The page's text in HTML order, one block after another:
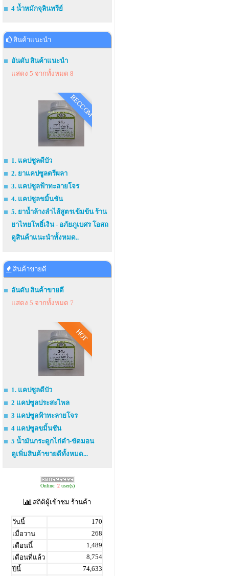
4 น้ำหมักจุลินทรีย์
สินค้าแนะนำ
อันดับ สินค้าแนะนำ
แสดง 5 จากทั้งหมด 8
RECCOM
1. แคปซูลดีบัว
2. ยาแคปซูลตรีผลา
3. แคปซูลฟ้าทะลายโจร
4. แคปซูลขมิ้นชัน
5. ยาน้ำล้างลำไส้สูตรเข้มข้น ร้าน
ยาไทยโพธิ์เงิน - อภัยภูเบศร โอสถ
ดูสินค้าแนะนำทั้งหมด..
สินค้าขายดี
อันดับ สินค้าขายดี
แสดง 5 จากทั้งหมด 7
HOT
1. แคปซูลดีบัว
2 แคปซูลประสะไพล
3 แคปซูลฟ้าทะลายโจร
4 แคปซูลขมิ้นชัน
5 น้ำมันกระดูกไก่ดำ-ขัดมอน
ดูเพิ่มสินค้าขายดีทั้งหมด...
Online: 2user(s)
สถิติผู้เข้าชม ร้านค้า
วันนี้
170
เมื่อวาน
268
เดือนนี้
1,489
เดือนที่แล้ว
8,754
ปีนี้
74,633